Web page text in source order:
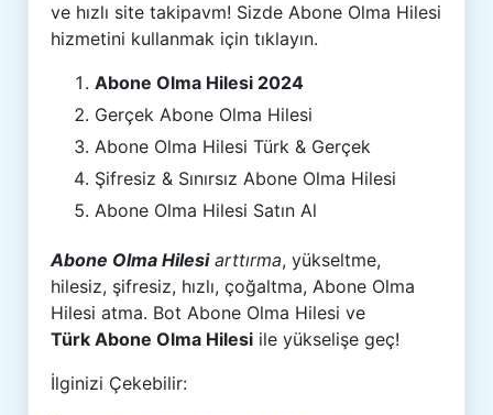
ve hızlı site takipavm! Sizde Abone Olma Hilesi
hizmetini kullanmak için tıklayın.
Abone Olma Hilesi 2024
Gerçek Abone Olma Hilesi
Abone Olma Hilesi Türk & Gerçek
Şifresiz & Sınırsız Abone Olma Hilesi
Abone Olma Hilesi Satın Al
Abone Olma Hilesiarttırma, yükseltme,
hilesiz, şifresiz, hızlı, çoğaltma, Abone Olma
Hilesi atma. Bot Abone Olma Hilesi ve
Türk Abone Olma Hilesi ile yükselişe geç!
İlginizi Çekebilir: